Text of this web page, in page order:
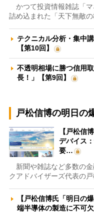
かつて投資情報雑誌「
詰め込まれた「天下無敵
テクニカル分析・集中
【第10回】
不透明相場に勝つ信用
長！」【第9回】
戸松信博の明日の
【戸松信
デバイス
要…
新聞や雑誌など多数の
クアドバイザーズ代表の
【戸松信博氏「明日の
端半導体の製造に不可